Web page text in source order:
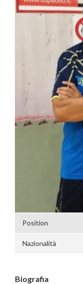
Position
Nazionalità
Biografia